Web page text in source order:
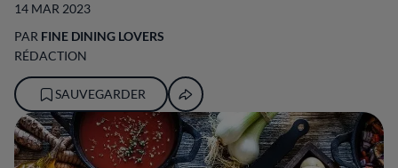
14 MAR 2023
PAR FINE DINING LOVERS
RÉDACTION
SAUVEGARDER